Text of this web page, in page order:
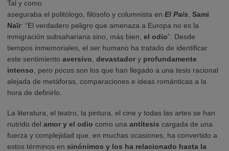
Tal y como
aseguraba el politólogo, filósofo y columnista en El País Sami
Naïr: “El verdadero peligro que amenaza a Europa no es la
inmigración subsahariana sino, más bien, el odio”. Desde
tiempos inmemoriales, el ser humano ha tratado de identificar
este sentimiento aversivo devastador y profundamente
intenso , pero pocos son los que han llegado a una tesis racional
alejada de metáforas, comparaciones e ideas románticas a la
hora de definirlo.
La literatura, el teatro, la pintura, el cine y todas las artes se han
nutrido del amor y el odio como una antítesis cargada de una
fuerza y complejidad que, en muchas ocasiones, ha convertido a
estos términos en sinónimos y los ha relacionado hasta la